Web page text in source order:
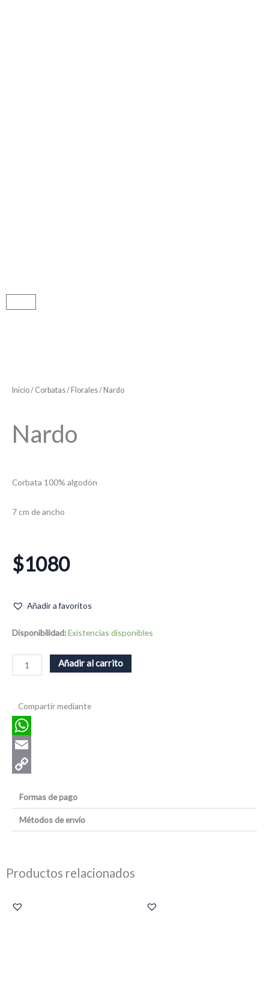
Inicio/ Corbatas/ Florales/ Nardo
Nardo
Corbata 100% algodón
7 cm de ancho
$1080
Añadir a favoritos
Disponibilidad:Existencias disponibles
Nardo
Añadir al carrito
Compartir mediante
WhatsApp
Email
Link
Formas de pago
Métodos de envío
Productos relacionados